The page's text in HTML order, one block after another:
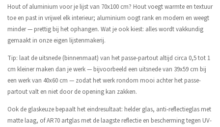
Hout of aluminium voor je lijst van 70x100 cm? Hout voegt warmte en textuur
toe en past in vrijwel elk interieur; aluminium oogt rank en modern en weegt
minder — prettig bij het ophangen. Wat je ook kiest: alles wordt vakkundig
gemaakt in onze eigen lijstenmakerij.
Tip: laat de uitsnede (binnenmaat) van het passe-partout altijd circa 0,5 tot 1
cm kleiner maken dan je werk — bijvoorbeeld een uitsnede van 39x59 cm bij
een werk van 40x60 cm — zodat het werk rondom mooi achter het passe-
partout valt en niet door de opening kan zakken.
Ook de glaskeuze bepaalt het eindresultaat: helder glas, anti-reflectieglas met
matte laag, of AR70 artglas met de laagste reflectie en bescherming tegen UV-